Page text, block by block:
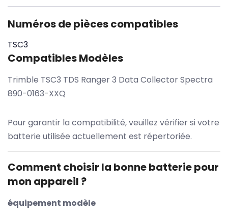
Numéros de pièces compatibles
TSC3
Compatibles Modèles
Trimble TSC3 TDS Ranger 3 Data Collector Spectra
890-0163-XXQ
Pour garantir la compatibilité, veuillez vérifier si votre
batterie utilisée actuellement est répertoriée.
Comment choisir la bonne batterie pour
mon appareil ?
équipement modèle